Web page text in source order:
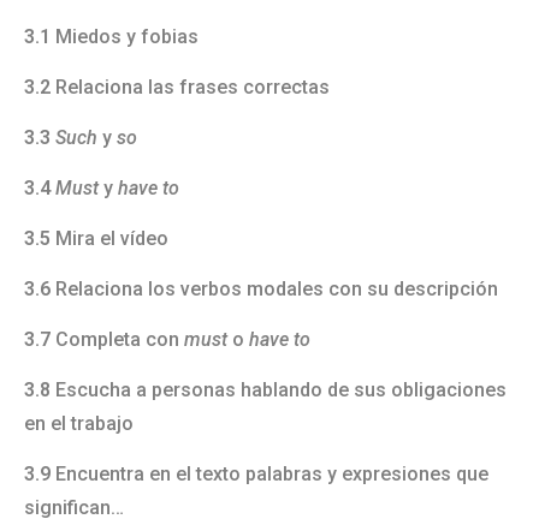
3.1 Miedos y fobias
3.2 Relaciona las frases correctas
3.3 Such y so
3.4 Musty have to
3.5 Mira el vídeo
3.6 Relaciona los verbos modales con su descripción
3.7 Completa con musto have to
3.8 Escucha a personas hablando de sus obligaciones
en el trabajo
3.9 Encuentra en el texto palabras y expresiones que
significan…